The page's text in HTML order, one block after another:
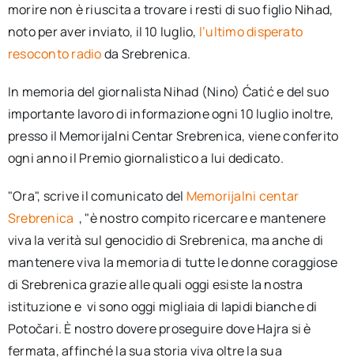
morire non è riuscita a trovare i resti di suo figlio Nihad,
noto per aver inviato, il 10 luglio, l’ultimo disperato
resoconto radioda Srebrenica.
In memoria del giornalista Nihad (Nino) Ćatić e del suo
importante lavoro di informazione ogni 10 luglio inoltre,
presso il Memorijalni Centar Srebrenica, viene conferito
ogni anno il Premio giornalistico a lui dedicato.
"Ora", scrive il comunicato del Memorijalni centar
Srebrenica , "è nostro compito ricercare e mantenere
viva la verità sul genocidio di Srebrenica, ma anche di
mantenere viva la memoria di tutte le donne coraggiose
di Srebrenica grazie alle quali oggi esiste la nostra
istituzione e vi sono oggi migliaia di lapidi bianche di
Potočari. È nostro dovere proseguire dove Hajra si è
fermata, affinché la sua storia viva oltre la sua